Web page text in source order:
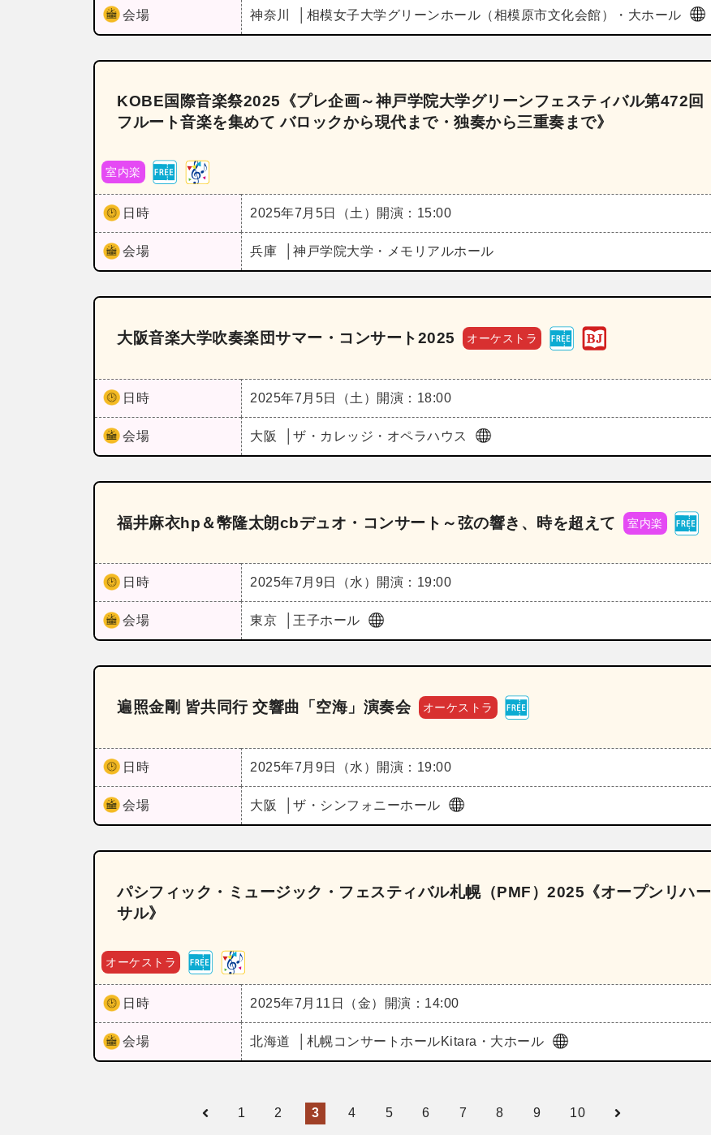
会場 神奈川 相模女子大学グリーンホール（相模原市文化会館）・大ホール
KOBE国際音楽祭2025《プレ企画～神戸学院大学グリーンフェスティバル第472回
フルート音楽を集めて バロックから現代まで・独奏から三重奏まで》
室内楽
日時 2025年7月5日（土） 開演：15:00
会場 兵庫 神戸学院大学・メモリアルホール
大阪音楽大学吹奏楽団サマー・コンサート2025 オーケストラ
日時 2025年7月5日（土） 開演：18:00
会場 大阪 ザ・カレッジ・オペラハウス
福井麻衣hp＆幣隆太朗cbデュオ・コンサート～弦の響き、時を超えて 室内楽
日時 2025年7月9日（水） 開演：19:00
会場 東京 王子ホール
遍照金剛 皆共同行 交響曲「空海」演奏会 オーケストラ
日時 2025年7月9日（水） 開演：19:00
会場 大阪 ザ・シンフォニーホール
パシフィック・ミュージック・フェスティバル札幌（PMF）2025《オープンリハー
サル》
オーケストラ
日時 2025年7月11日（金） 開演：14:00
会場 北海道 札幌コンサートホールKitara・大ホール
1 2 3 4 5 6 7 8 9 10